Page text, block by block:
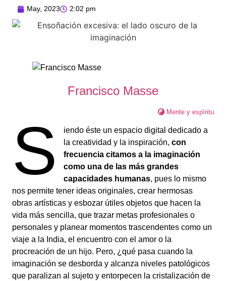
May, 2023 2:02 pm
Francisco Masse
Mente y espíritu
S
iendo éste un espacio digital dedicado a
la creatividad y la inspiración,con
frecuencia citamos a la imaginación
como una de las más grandes
capacidades humanas, pues lo mismo
nos permite tener ideas originales, crear hermosas
obras artísticas y esbozar útiles objetos que hacen la
vida más sencilla, que trazar metas profesionales o
personales y planear momentos trascendentes como un
viaje a la India, el encuentro con el amor o la
procreación de un hijo. Pero, ¿qué pasa cuando la
imaginación se desborda y alcanza niveles patológicos
que paralizan al sujeto y entorpecen la cristalización de